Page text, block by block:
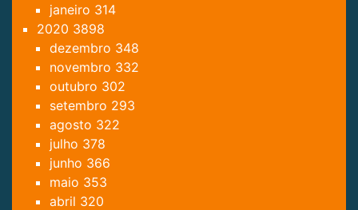
janeiro 314
2020 3898
dezembro 348
novembro 332
outubro 302
setembro 293
agosto 322
julho 378
junho 366
maio 353
abril 320